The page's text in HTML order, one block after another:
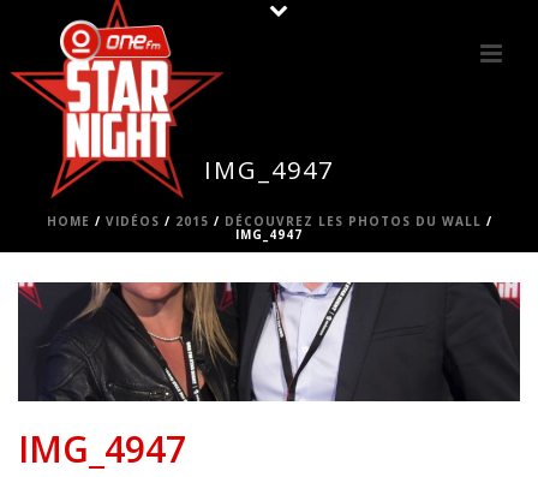
IMG_4947
HOME / VIDÉOS / 2015 / DÉCOUVREZ LES PHOTOS DU WALL /
IMG_4947
IMG_4947